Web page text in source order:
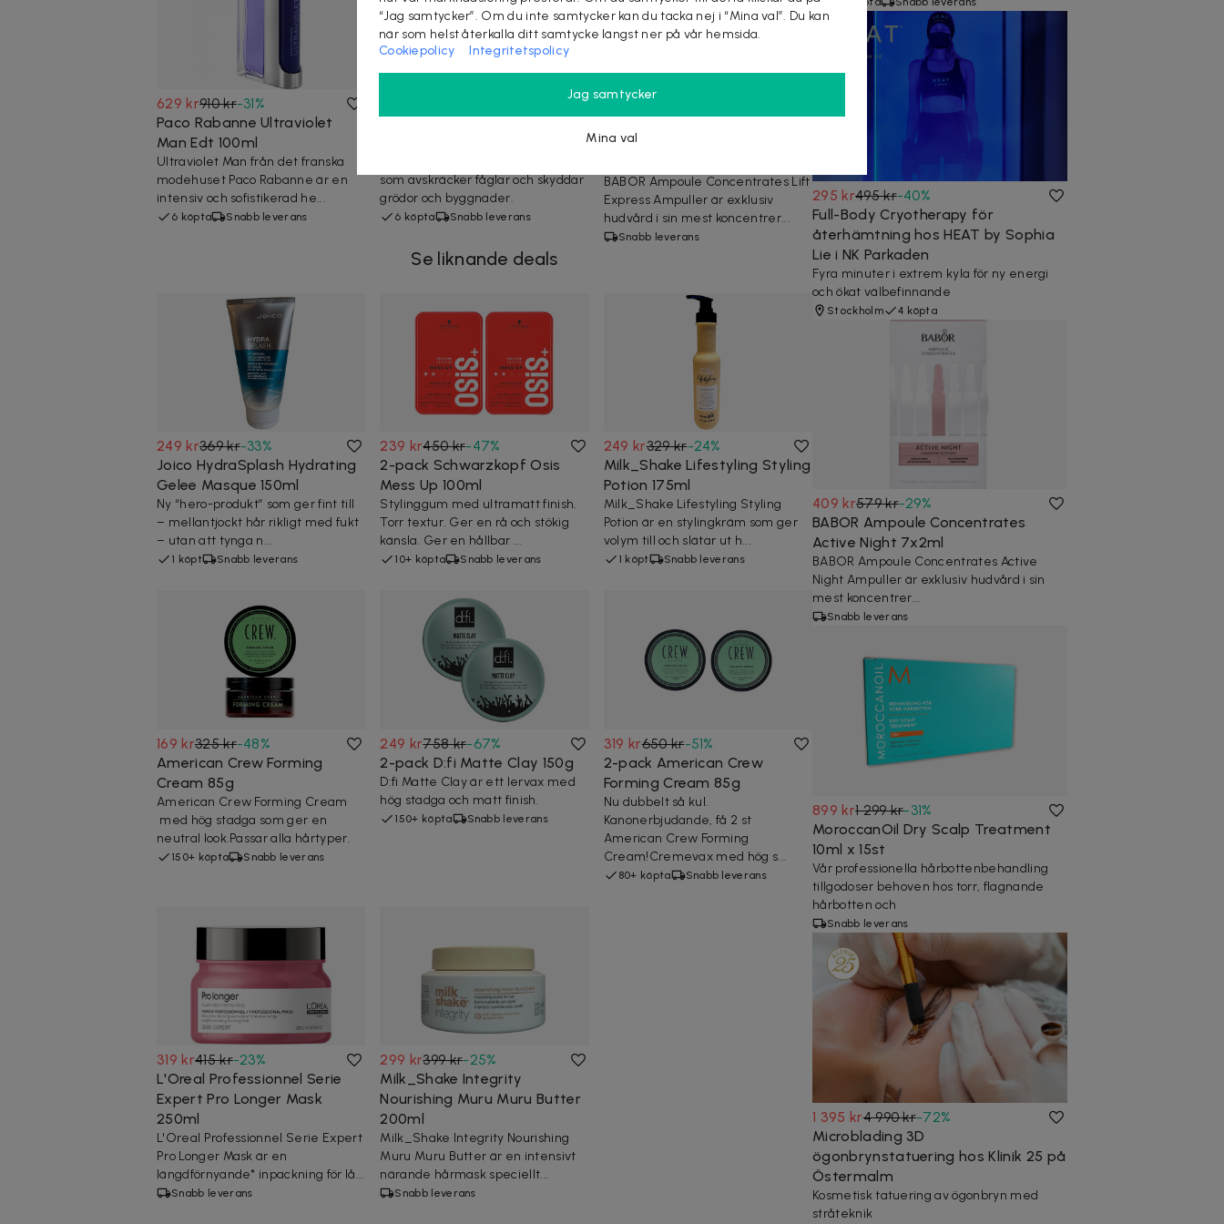
629 kr910 kr-31%
Paco Rabanne Ultraviolet
Man Edt 100ml
Ultraviolet Man från det franska
modehuset Paco Rabanne är en
intensiv och sofistikerad he...
6 köpta Snabb leverans
Reflekterande band mot
som avskräcker fåglar och skyddar
grödor och byggnader.
6 köpta Snabb leverans
409 kr579 kr
BABOR Ampoule
Concentrates Lift Express
BABOR Ampoule Concentrates Lift
Express Ampuller är exklusiv
hudvård i sin mest koncentrer...
Snabb leverans
Se liknande deals
249 kr369 kr-33%
Joico HydraSplash Hydrating
Gelee Masque 150ml
Ny “hero-produkt” som ger fint till
– mellantjockt hår rikligt med fukt
– utan att tynga n...
1 köpt Snabb leverans
239 kr450 kr-47%
2-pack Schwarzkopf Osis
Mess Up 100ml
Stylinggum med ultramatt finish.
Torr textur. Ger en rå och stökig
känsla. Ger en hållbar ...
10+ köpta Snabb leverans
249 kr329 kr-24%
Milk_Shake Lifestyling Styling
Potion 175ml
Milk_Shake Lifestyling Styling
Potion är en stylingkräm som ger
volym till och slätar ut h...
1 köpt Snabb leverans
169 kr325 kr-48%
American Crew Forming
Cream 85g
American Crew Forming Cream
med hög stadga som ger en
neutral look.Passar alla hårtyper.
150+ köpta Snabb leverans
249 kr758 kr-67%
2-pack D:fi Matte Clay 150g
D:fi Matte Clay är ett lervax med
hög stadga och matt finish.
150+ köpta Snabb leverans
319 kr650 kr-51%
2-pack American Crew
Forming Cream 85g
Nu dubbelt så kul.
Kanonerbjudande, få 2 st
American Crew Forming
Cream!Cremevax med hög s...
80+ köpta Snabb leverans
319 kr415 kr-23%
L'Oreal Professionnel Serie
Expert Pro Longer Mask
250ml
L'Oreal Professionnel Serie Expert
Pro Longer Mask är en
längdförnyande* inpackning för lå...
Snabb leverans
299 kr399 kr-25%
Milk_Shake Integrity
Nourishing Muru Muru Butter
200ml
Milk_Shake Integrity Nourishing
Muru Muru Butter är en intensivt
närande hårmask speciellt...
Snabb leverans
295 kr495 kr-40%
Full-Body Cryotherapy för
återhämtning hos HEAT by Sophia
Lie i NK Parkaden
Fyra minuter i extrem kyla för ny energi
och ökat välbefinnande
Stockholm 4 köpta
409 kr579 kr-29%
BABOR Ampoule Concentrates
Active Night 7x2ml
BABOR Ampoule Concentrates Active
Night Ampuller är exklusiv hudvård i sin
mest koncentrer...
Snabb leverans
899 kr1 299 kr-31%
MoroccanOil Dry Scalp Treatment
10ml x 15st
Vår professionella hårbottenbehandling
tillgodoser behoven hos torr, flagnande
hårbotten och
Snabb leverans
1 395 kr4 990 kr-72%
Microblading 3D
ögonbrynstatuering hos Klinik 25 på
Östermalm
Kosmetisk tatuering av ögonbryn med
stråteknik
“Jag samtycker”. Om du inte samtycker kan du tacka nej i “Mina val”. Du kan
när som helst återkalla ditt samtycke längst ner på vår hemsida.
Cookiepolicy
Integritetspolicy
Jag samtycker
Mina val